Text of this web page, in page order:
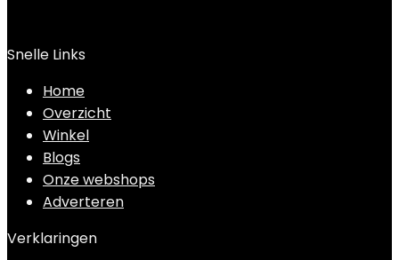
Snelle Links
Home
Overzicht
Winkel
Blogs
Onze webshops
Adverteren
Verklaringen